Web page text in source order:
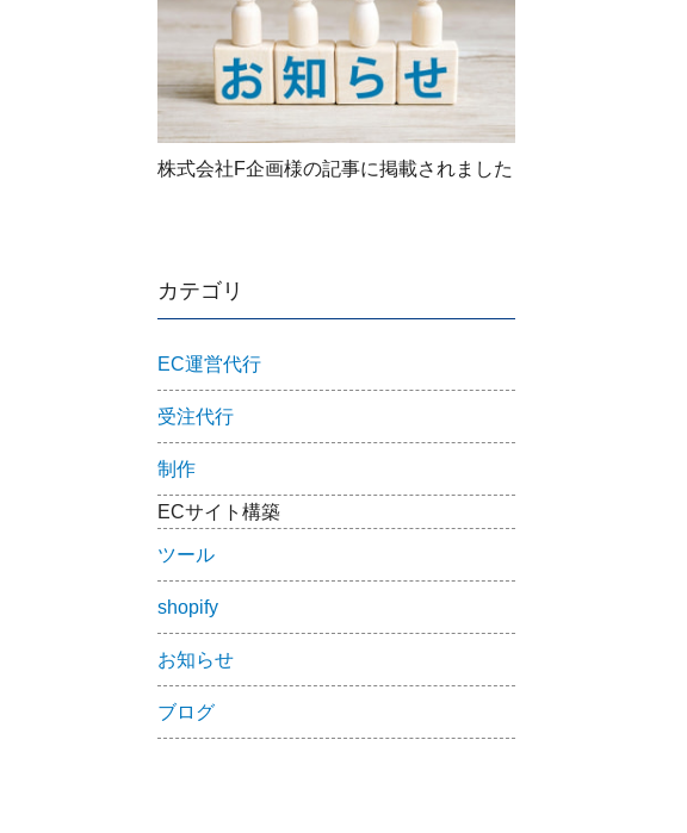
株式会社F企画様の記事に掲載されました
カテゴリ
EC運営代行
受注代行
制作
ECサイト構築
ツール
shopify
お知らせ
ブログ